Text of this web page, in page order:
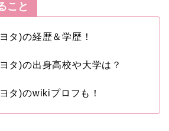
こと
タ)の経歴＆学歴！
タ)の出身高校や大学は？
タ)のwikiプロフも！